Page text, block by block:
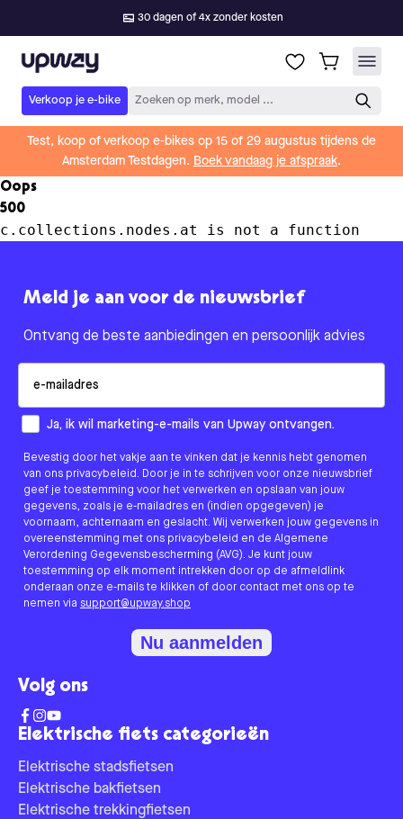
30 dagen of 4x zonder kosten
Upway
Verkoop je e-bike Zoeken op merk, model ...
Test, koop of verkoop e-bikes op 15 of 29 augustus tijdens de
Amsterdam Testdagen. Boek vandaag je afspraak.
Oops
500
c.collections.nodes.at is not a function
Elektrische fiets categorieën
Elektrische stadsfietsen
Elektrische bakfietsen
Elektrische trekkingfietsen
Meld je aan voor de nieuwsbrief
Ontvang de beste aanbiedingen en persoonlijk advies
How would you like to hear from us?
Ja, ik wil marketing-e-mails van Upway ontvangen.
Bevestig door het vakje aan te vinken dat je kennis hebt genomen
van ons privacybeleid. Door je in te schrijven voor onze nieuwsbrief
geef je toestemming voor het verwerken en opslaan van jouw
gegevens, zoals je e-mailadres en (indien opgegeven) je
voornaam, achternaam en geslacht. Wij verwerken jouw gegevens in
overeenstemming met ons privacybeleid en de Algemene
Verordening Gegevensbescherming (AVG). Je kunt jouw
toestemming op elk moment intrekken door op de afmeldlink
onderaan onze e-mails te klikken of door contact met ons op te
nemen via support@upway.shop
Nu aanmelden
Volg ons